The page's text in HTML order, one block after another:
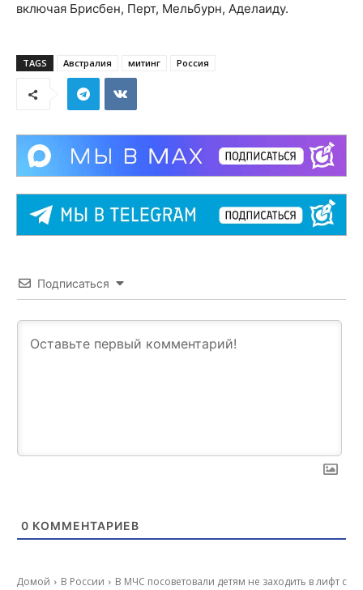
включая Брисбен, Перт, Мельбурн, Аделаиду.
TAGS Австралия митинг Россия
Подписаться
0 КОММЕНТАРИЕВ